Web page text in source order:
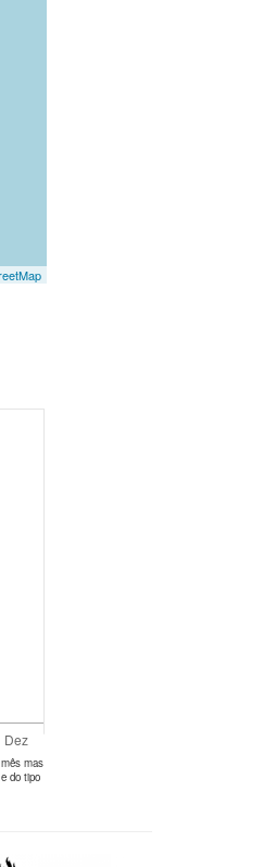
mas
do tipo